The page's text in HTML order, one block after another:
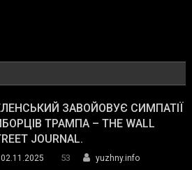
ЗАВОЙОВУЄ СИМПАТІЇ
ТРАМПА – THE WALL
JOURNAL.
02.11.2025 53
yuzhny.info